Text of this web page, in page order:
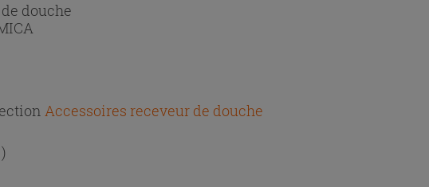
douche
Accessoires receveur de douche